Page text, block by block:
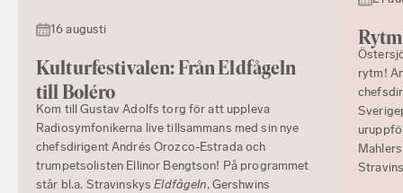
16 augusti
Kulturfestivalen: Från Eldfågeln
till Boléro
Kom till Gustav Adolfs torg för att uppleva
Radiosymfonikerna live tillsammans med sin nye
chefsdirigent Andrés Orozco-Estrada och
trumpetsolisten Ellinor Bengtson! På programmet
står bl.a. StravinskysEldfågeln, Gershwins
rytm!